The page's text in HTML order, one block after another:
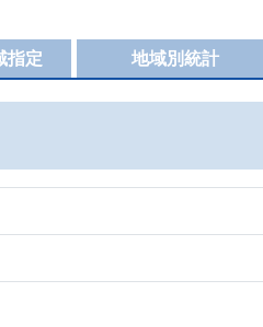
地域別統計
指定